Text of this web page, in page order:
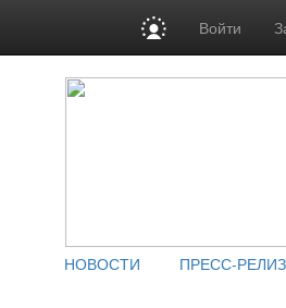
Войти
НОВОСТИ ПРЕСС-